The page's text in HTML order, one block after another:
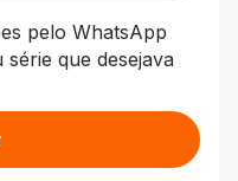
pelo WhatsApp
que desejava